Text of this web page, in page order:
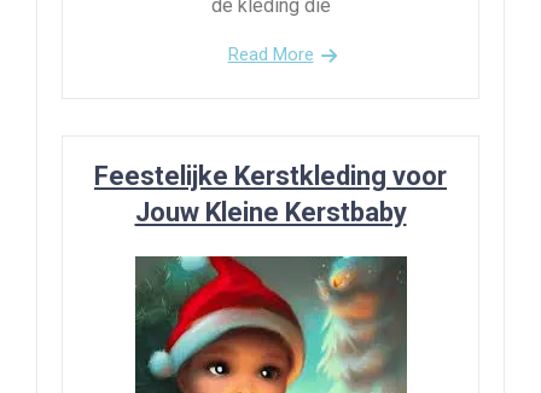
de kleding die
Read More
Feestelijke Kerstkleding voor
Jouw Kleine Kerstbaby